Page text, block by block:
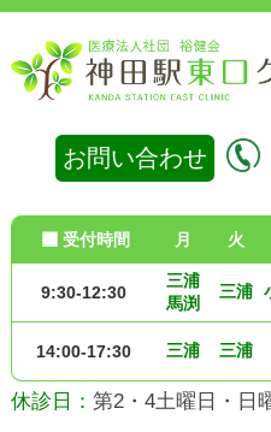
駅
東
リ
お問い合わせ
休診日： 第2・4土曜日・日
受付時間 月 火
9:30-12:30
三浦
馬渕
三浦
14:00-17:30 三浦 三浦